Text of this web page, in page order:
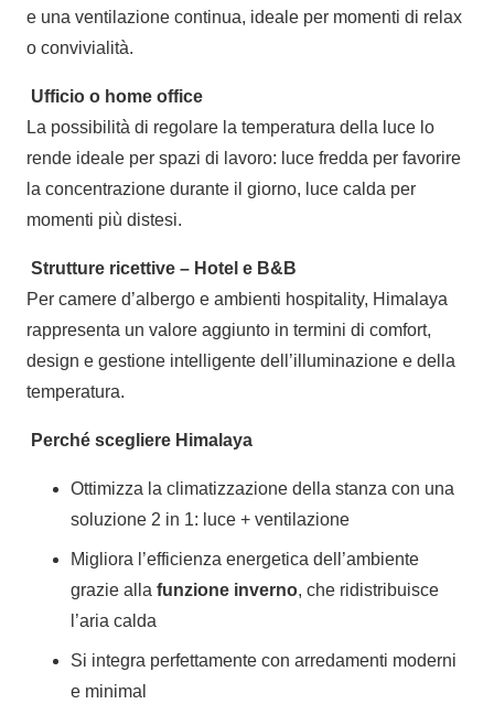
e una ventilazione continua, ideale per momenti di relax
o convivialità.
Ufficio o home office
La possibilità di regolare la temperatura della luce lo
rende ideale per spazi di lavoro: luce fredda per favorire
la concentrazione durante il giorno, luce calda per
momenti più distesi.
Strutture ricettive – Hotel e B&B
Per camere d’albergo e ambienti hospitality, Himalaya
rappresenta un valore aggiunto in termini di comfort,
design e gestione intelligente dell’illuminazione e della
temperatura.
Perché scegliere Himalaya
Ottimizza la climatizzazione della stanza con una
soluzione 2 in 1: luce + ventilazione
Migliora l’efficienza energetica dell’ambiente
grazie alla funzione inverno, che ridistribuisce
l’aria calda
Si integra perfettamente con arredamenti moderni
e minimal